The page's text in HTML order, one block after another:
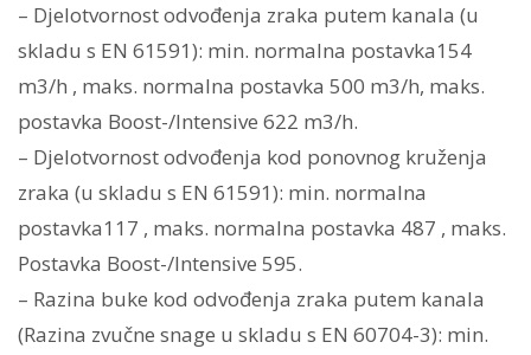
– Djelotvornost odvođenja zraka putem kanala (u
skladu s EN 61591): min. normalna postavka154
m3/h , maks. normalna postavka 500 m3/h, maks.
postavka Boost-/Intensive 622 m3/h.
– Djelotvornost odvođenja kod ponovnog kruženja
zraka (u skladu s EN 61591): min. normalna
postavka117 , maks. normalna postavka 487 , maks.
Postavka Boost-/Intensive 595.
– Razina buke kod odvođenja zraka putem kanala
(Razina zvučne snage u skladu s EN 60704-3): min.